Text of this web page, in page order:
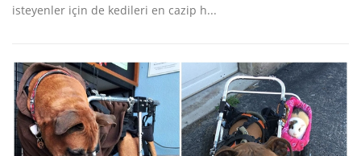
isteyenler için de kedileri en cazip h...